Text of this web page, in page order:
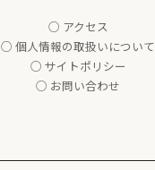
○ アクセス
○ 個人情報の取扱いについて
○ サイトポリシー
○ お問い合わせ